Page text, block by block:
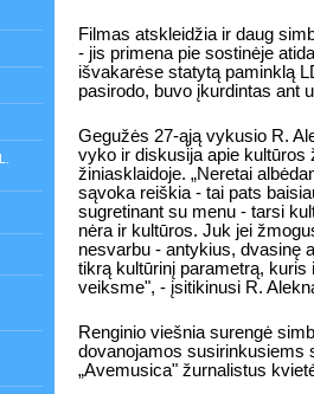
Filmas atskleidžia ir daug
- jis primena pie sostinėje
išvakarėse statytą paminklą
pasirodo, buvo įkurdintas ant
Gegužės 27-ąją vykusio R.
vyko ir diskusija apie kultūros
žiniasklaidoje. „Neretai
sąvoka reiškia - tai pats
sugretinant su menu - tarsi
nėra ir kultūros. Juk jei
nesvarbu - antykius, dvasinę
tikrą kultūrinį parametrą,
veiksme", - įsitikinusi R.
Renginio viešnia surengė
dovanojamos susirinkusiems
„Avemusica" žurnalistus